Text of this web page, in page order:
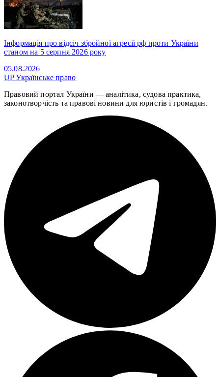
Інформація про відсіч збройної агресії рф проти України
станом на 5 серпня 2026 року
05.08.2026
UPУкраїнське право
Правовий портал України — аналітика, судова практика,
законотворчість та правові новини для юристів і громадян.